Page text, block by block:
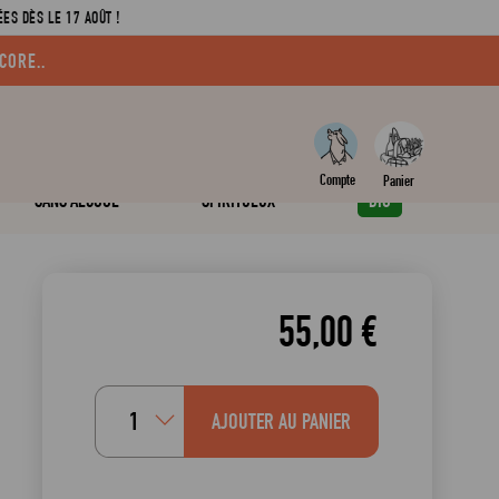
DÈS LE 17 AOÛT !
SANS ALCOOL SPIRITUEUX BIO
55,00 €
AJOUTER AU PANIER